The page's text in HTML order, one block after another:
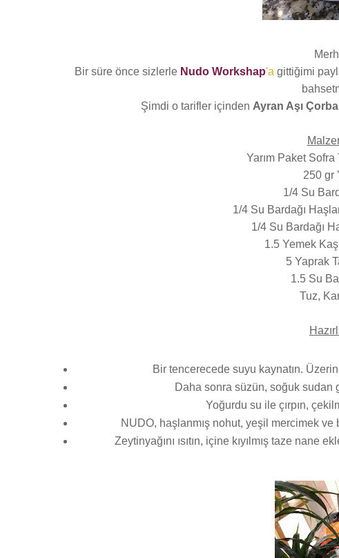
Bir süre önce sizlerle Nudo Workshap'a gittiğimi
Şimdi o tarifler içinden Ayran Aşı
Yarım Paket Sofra
250 gr
1/4 Su
1/4 Su Bardağı
1/4 Su Bardağı
1.5 Yemek
5 Yaprak
1.5 Su
Tuz,
Bir tencerecede suyu kaynatın.
Daha sonra süzün, soğuk
Yoğurdu su ile çırpın,
NUDO, haşlanmış nohut, yeşil mercimek ve
Zeytinyağını ısıtın, içine kıyılmış taze nane